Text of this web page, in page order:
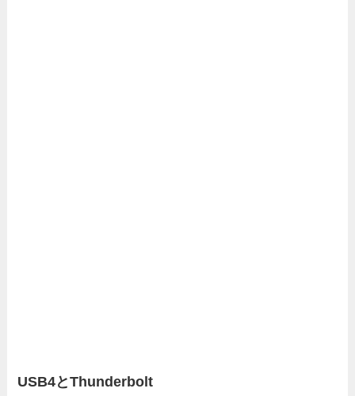
USB4とThunderbolt